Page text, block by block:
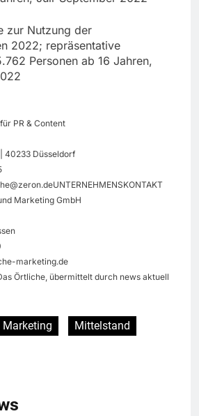
zur Nutzung der
2022; repräsentative
Personen ab 16 Jahren,
PR & Content
40233 Düsseldorf
Marketing GmbH
marketing.de
Örtliche, übermittelt durch news aktuell
Marketing
Mittelstand